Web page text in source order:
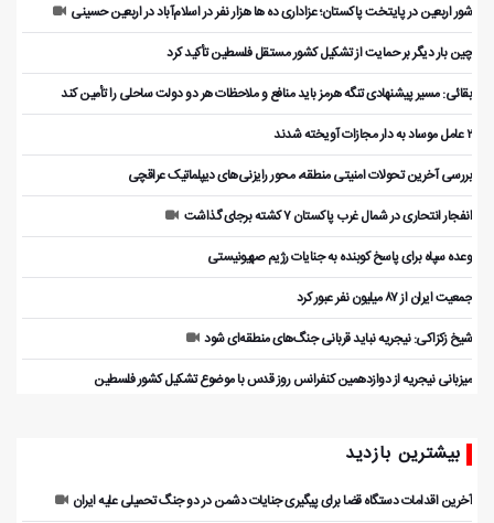
شور اربعین در پایتخت پاکستان؛ عزاداری ده ها هزار نفر در اسلام‌آباد در اربعین حسینی
چین بار دیگر بر حمایت از تشکیل کشور مستقل فلسطین تأکید کرد
بقائی: مسیر پیشنهادی تنگه هرمز باید منافع و ملاحظات هر دو دولت ساحلی را تأمین کند
۲ عامل موساد به دار مجازات آویخته شدند
بررسی آخرین تحولات امنیتی منطقه، محور رایزنی‌های دیپلماتیک عراقچی
انفجار انتحاری در شمال غرب پاکستان ۷ کشته برجای گذاشت
وعده سپاه برای پاسخ کوبنده به جنایات رژیم صهیونیستی
جمعیت ایران از ۸۷ میلیون نفر عبور کرد
شیخ زکزاکی: نیجریه نباید قربانی جنگ‌های منطقه‌ای شود
میزبانی نیجریه از دوازدهمین کنفرانس روز قدس با موضوع تشکیل کشور فلسطین
بیشترین بازدید
آخرین اقدامات دستگاه قضا برای پیگیری جنایات دشمن در دو جنگ تحمیلی علیه ایران